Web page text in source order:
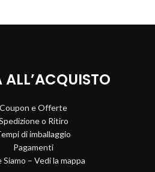
ALL’ACQUISTO
Coupon e Offerte
o Ritiro
di imballaggio
Pagamenti
Siamo – Vedi la mappa